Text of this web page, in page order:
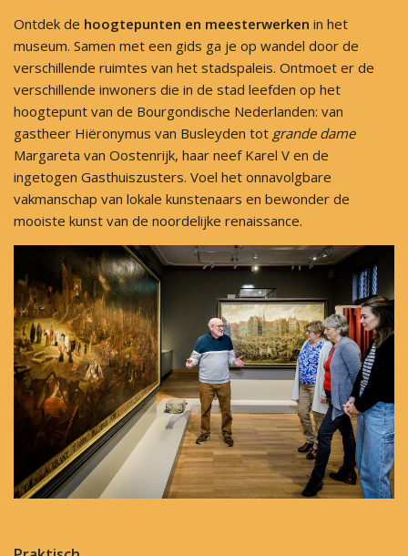
Ontdek de hoogtepunten en meesterwerken in het
museum. Samen met een gids ga je op wandel door de
verschillende ruimtes van het stadspaleis. Ontmoet er de
verschillende inwoners die in de stad leefden op het
hoogtepunt van de Bourgondische Nederlanden: van
gastheer Hiëronymus van Busleyden tot grande dame
Margareta van Oostenrijk, haar neef Karel V en de
ingetogen Gasthuiszusters. Voel het onnavolgbare
vakmanschap van lokale kunstenaars en bewonder de
mooiste kunst van de noordelijke renaissance.